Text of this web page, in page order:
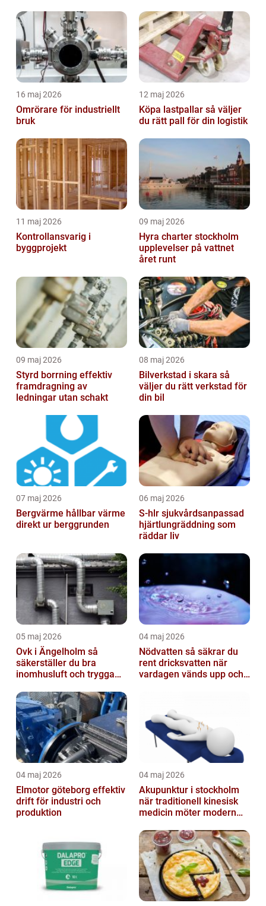
16 maj 2026
Omrörare för industriellt
bruk
12 maj 2026
Köpa lastpallar så väljer
du rätt pall för din logistik
11 maj 2026
Kontrollansvarig i
byggprojekt
09 maj 2026
Hyra charter stockholm
upplevelser på vattnet
året runt
09 maj 2026
Styrd borrning effektiv
framdragning av
ledningar utan schakt
08 maj 2026
Bilverkstad i skara så
väljer du rätt verkstad för
din bil
07 maj 2026
Bergvärme hållbar värme
direkt ur berggrunden
06 maj 2026
S-hlr sjukvårdsanpassad
hjärtlungräddning som
räddar liv
05 maj 2026
Ovk i Ängelholm så
säkerställer du bra
inomhusluft och trygga
04 maj 2026
Nödvatten så säkrar du
rent dricksvatten när
vardagen vänds upp och
04 maj 2026
Elmotor göteborg effektiv
drift för industri och
produktion
04 maj 2026
Akupunktur i stockholm
när traditionell kinesisk
medicin möter modern